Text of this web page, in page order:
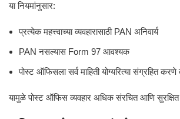
या नियमांनुसार:
प्रत्येक महत्त्वाच्या व्यवहारासाठी PAN अनिवार्य
PAN नसल्यास Form 97 आवश्यक
पोस्ट ऑफिसला सर्व माहिती योग्यरित्या संग्रहित
यामुळे पोस्ट ऑफिस व्यवहार अधिक संरचित आणि सुरक्षित